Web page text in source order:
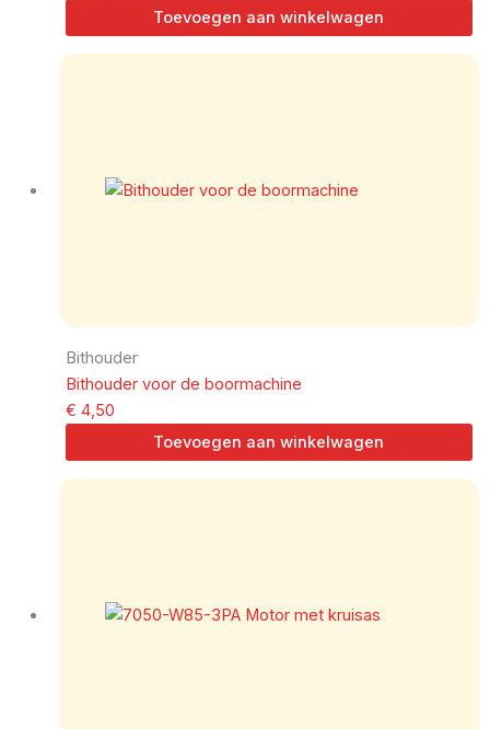
Toevoegen aan winkelwagen
Bithouder
Bithouder voor de boormachine
€ 4,50
Toevoegen aan winkelwagen